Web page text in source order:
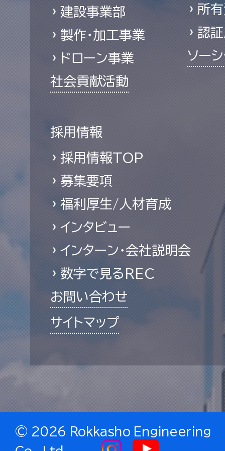
建設事業部
製作・加工事業
ドローン事業
社会貢献活動
所
認
ソー
採用情報
採用情報TOP
募集要項
福利厚生/人材育成
インタビュー
インターン・会社説明会
数字で見るREC
お問い合わせ
サイトマップ
© 2026 Rokkasho Engineering